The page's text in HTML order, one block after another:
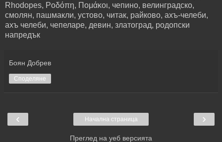
Rhodopes, Ροδόπη, Πομάκοι, чепино, велинградско,
смолян, пашмакли, устово, читак, райково, ахъ-челеби,
ахъ челеби, чепеларе, девин, златоград, родопски
напредък
Боян Добрев
Споделяне
‹ ›
Начална страница
Преглед на уеб версията